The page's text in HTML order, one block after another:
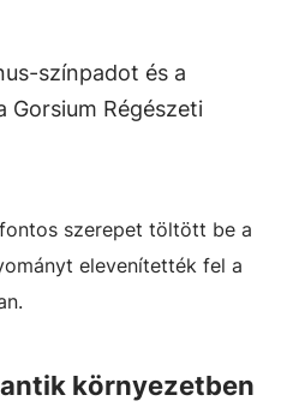
színpadot és a
Gorsium Régészeti
szerepet töltött be a
elevenítették fel a
környezetben